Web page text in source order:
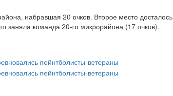
набравшая 20 очков. Второе место досталось
заняла команда 20-го микрорайона (17 очков).